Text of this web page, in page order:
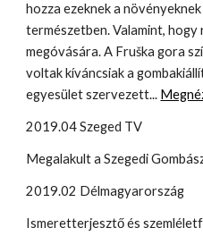
hozza ezeknek a
természetben. Valamint, hogy
megóvására. A Fruška gora
voltak kíváncsiak a
egyesület szervezett...
2019.04 Szeged TV
Megalakult a Szegedi
2019.02 Délmagyarország
Ismeretterjesztő és